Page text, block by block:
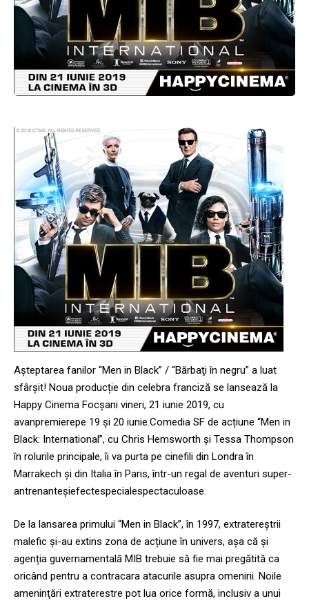
Așteptarea fanilor “Men in Black” / “Bărbaţi în negru” a luat
sfârșit! Noua producție din celebra franciză se lansează la
Happy Cinema Focșani vineri, 21 iunie 2019, cu
avanpremierepe 19 și 20 iunie.Comedia SF de acțiune “Men in
Black: International”, cu Chris Hemsworth și Tessa Thompson
în rolurile principale, îi va purta pe cinefili din Londra în
Marrakech și din Italia în Paris, într-un regal de aventuri super-
antrenanteșiefectespecialespectaculoase.
De la lansarea primului “Men in Black”, în 1997, extratereștrii
malefic și-au extins zona de acțiune în univers, așa că și
agenția guvernamentală MIB trebuie să fie mai pregătită ca
oricând pentru a contracara atacurile asupra omenirii. Noile
ameninţări extraterestre pot lua orice formă, inclusiv a unui